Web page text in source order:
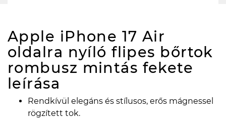
Apple iPhone 17 Air
oldalra nyíló flipes bőrtok
rombusz mintás fekete
leírása
Rendkívül elegáns és stílusos, erős mágnessel
rögzített tok.